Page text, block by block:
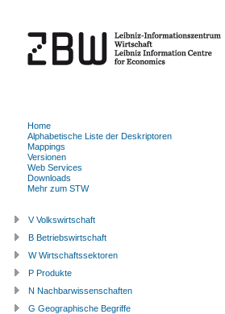
Home
Alphabetische Liste der Deskriptoren
Mappings
Versionen
Web Services
Downloads
Mehr zum STW
V Volkswirtschaft
B Betriebswirtschaft
W Wirtschaftssektoren
P Produkte
N Nachbarwissenschaften
G Geographische Begriffe